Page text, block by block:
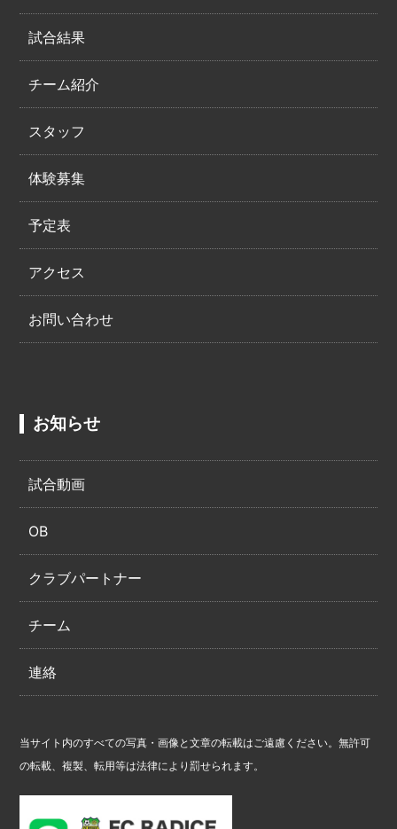
試合結果
チーム紹介
スタッフ
体験募集
予定表
アクセス
お問い合わせ
お知らせ
試合動画
OB
クラブパートナー
チーム
連絡
当サイト内のすべての写真・画像と文章の転載はご遠慮ください。無許可
の転載、複製、転用等は法律により罰せられます。